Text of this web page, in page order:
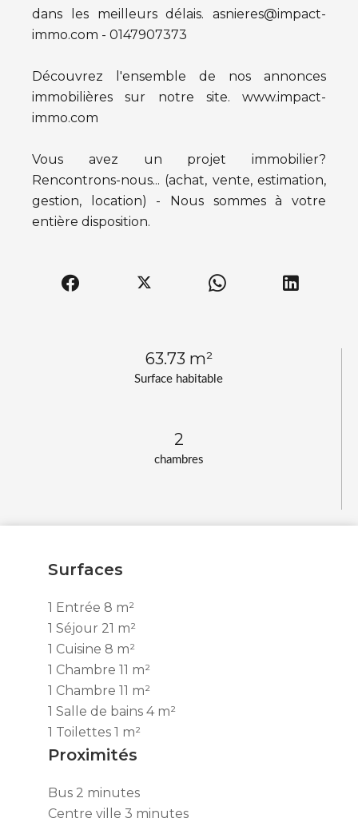
Surface habitable
63.73 m²
chambres
2
dans les meilleurs délais. asnieres@impact-
immo.com - 0147907373
Découvrez l'ensemble de nos annonces
immobilières sur notre site. www.impact-
immo.com
Vous avez un projet immobilier?
Rencontrons-nous... (achat, vente, estimation,
gestion, location) - Nous sommes à votre
entière disposition.
Surfaces
1 Entrée 8 m²
1 Séjour 21 m²
1 Cuisine 8 m²
1 Chambre 11 m²
1 Chambre 11 m²
1 Salle de bains 4 m²
1 Toilettes 1 m²
Proximités
Bus 2 minutes
Centre ville 3 minutes